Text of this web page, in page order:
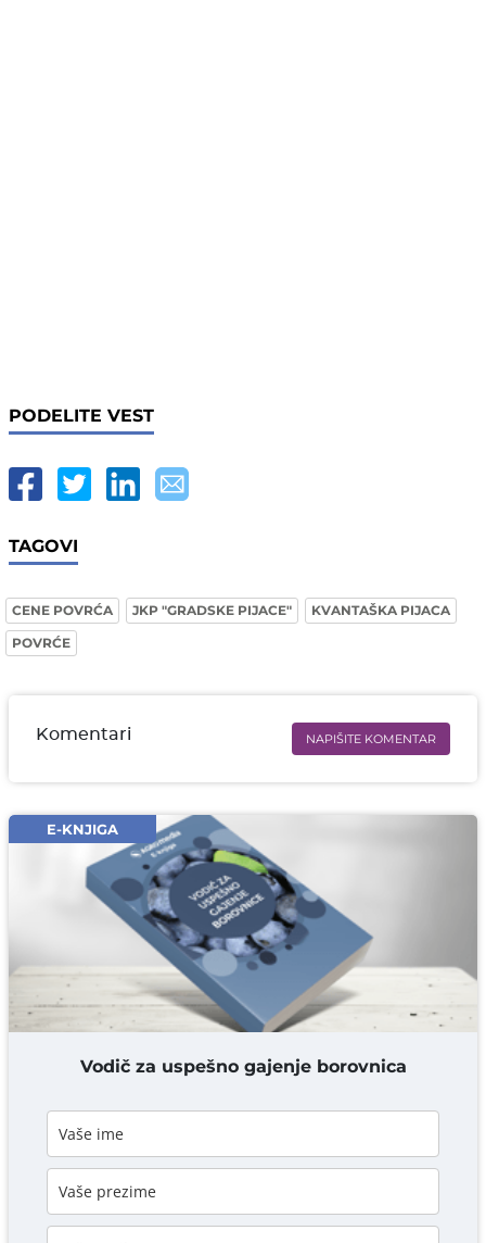
PODELITE VEST
TAGOVI
CENE POVRĆA JKP "GRADSKE PIJACE"
KVANTAŠKA PIJACA
POVRĆE
Komentari NAPIŠITE KOMENTAR
Email* obavezno
Komentar* obavezno
DODAJ KOMENTAR
E-KNJIGA
Vodič za uspešno gajenje borovnica